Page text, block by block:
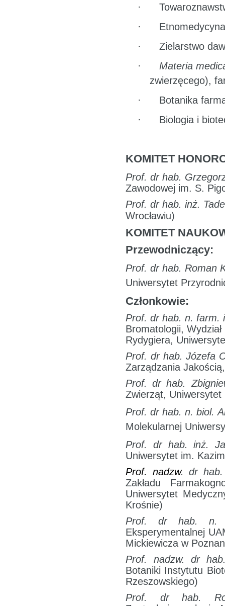
·
·
·
Zielarstwo
·
Materia
zwierzęcego),
·
Botanika
·
Biologia i
KOMITET
Prof. dr hab.
Zawodowej im. S.
Prof. dr hab. inż.
Wrocławiu)
KOMITET
Przewodniczący:
Prof. dr hab. Roman
Uniwersytet
Członkowie:
Prof. dr hab. n. farm.
Bromatologii,
Rydygiera,
Prof. dr hab. Józefa
Zarządzania
Prof. dr hab.
Zwierząt, Uniwersytet
Prof. dr hab. n. biol.
Molekularnej
Prof. dr hab. inż.
Uniwersytet im.
Prof. nadzw. dr hab.
Zakładu
Uniwersytet
Krośnie)
Prof. dr hab.
Eksperymentalnej
Mickiewicza w
Prof. nadzw. dr
Botaniki Instytutu
Rzeszowskiego)
Prof. dr hab.